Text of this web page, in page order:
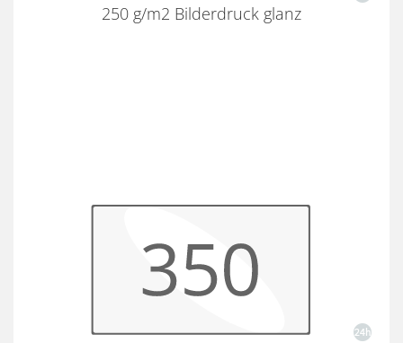
250 g/m2 Bilderdruck glanz